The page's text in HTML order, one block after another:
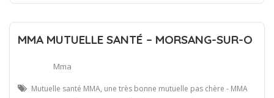
MMA MUTUELLE SANTÉ – MORSANG-SUR-O
Mma
Mutuelle santé MMA, une très bonne mutuelle pas chère - MMA